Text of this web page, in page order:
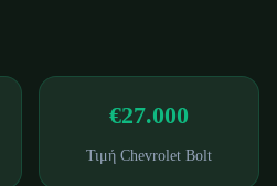
€27.000
Τιμή Chevrolet Bolt